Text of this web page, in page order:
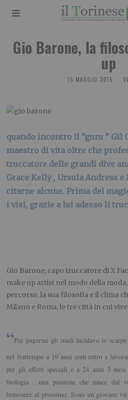
Gio Barone, la
up
15 MAGGIO 2015
quando incontro il “guru ” Gil
maestro di vita oltre che
truccatore delle grandi dive
Grace Kelly , Ursula Andress
citarne alcune. Prima del
i visi, grazie a lui adesso li
Gio Barone, capo truccatore di X
make up artist nel modo della
percorso, la sua filosofia e il clima
Milano e Roma, le tre città in cui
“Per pagarmi gli studi lucidavo le
nel frattempo a 19 anni anni entro a
per gli effetti speciali e a 24 anni 3
biologia , una passione che nasce dal
benessere al prossimo. Sono un giovane